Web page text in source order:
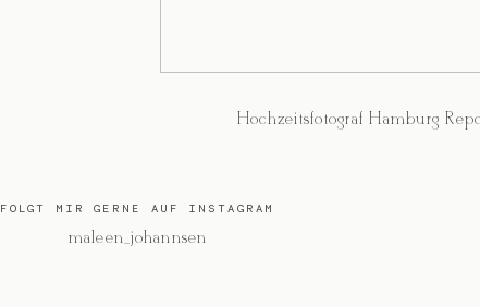
Hochzeitsfotograf Hamburg
FOLGT MIR GERNE AUF INSTAGRAM
@maleen_johannsen